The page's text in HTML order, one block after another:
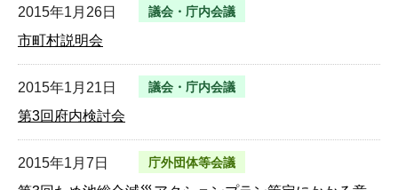
2015年1月26日 議会・庁内会議
市町村説明会
2015年1月21日 議会・庁内会議
第3回府内検討会
2015年1月7日 庁外団体等会議